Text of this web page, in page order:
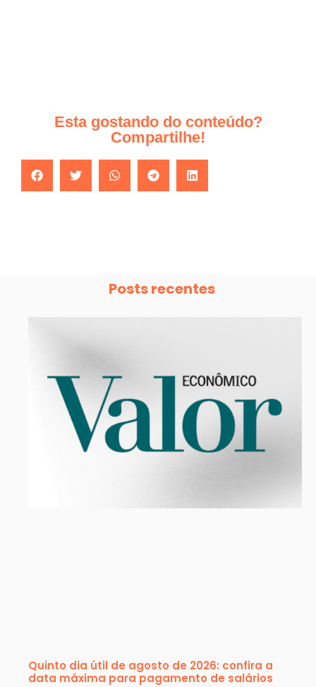
Esta gostando do conteúdo?
Compartilhe!
Posts recentes
Quinto dia útil de agosto de 2026: confira a
data máxima para pagamento de salários